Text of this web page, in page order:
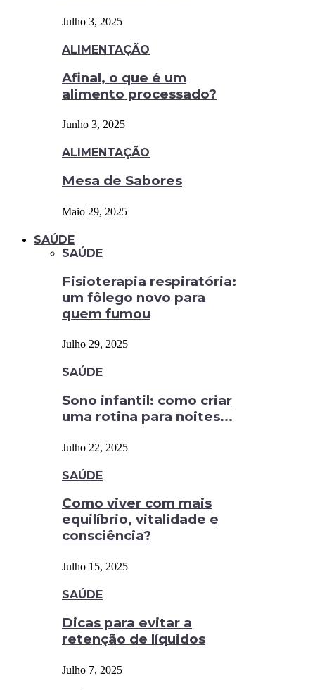
Julho 3, 2025
ALIMENTAÇÃO
Afinal, o que é um
alimento processado?
Junho 3, 2025
ALIMENTAÇÃO
Mesa de Sabores
Maio 29, 2025
SAÚDE
SAÚDE
Fisioterapia respiratória:
um fôlego novo para
quem fumou
Julho 29, 2025
SAÚDE
Sono infantil: como criar
uma rotina para noites...
Julho 22, 2025
SAÚDE
Como viver com mais
equilíbrio, vitalidade e
consciência?
Julho 15, 2025
SAÚDE
Dicas para evitar a
retenção de líquidos
Julho 7, 2025